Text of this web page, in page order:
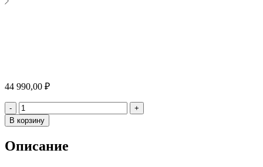
44 990,00 ₽
- Количество
+
В корзину
Описание